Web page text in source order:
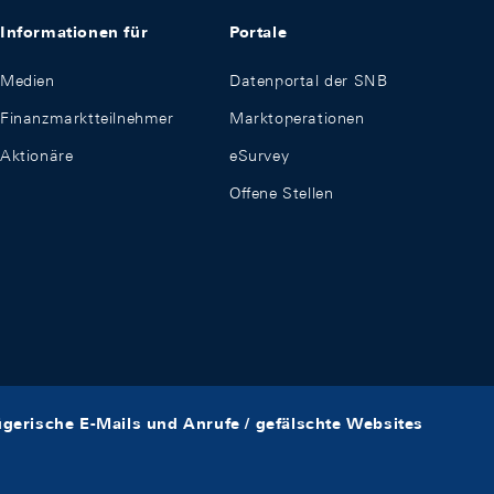
Informationen für
Medien
Finanzmarktteilnehmer
Aktionäre
Portale
Datenportal der SNB
Marktoperationen
eSurvey
Offene Stellen
E-Mails und Anrufe / gefälschte Websites